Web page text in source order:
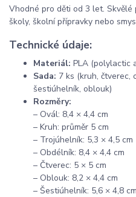
Vhodné pro děti od 3 let.
školy, školní přípravky nebo
Technické údaje:
Materiál: PLA (polylactic
Sada: 7 ks (kruh, čtverec,
šestiúhelník, oblouk)
Rozměry:
– Ovál: 8,4 × 4,4 cm
– Kruh: průměr 5 cm
– Trojúhelník: 5,3 × 4,5 cm
– Obdélník: 8,4 × 4,4 cm
– Čtverec: 5 × 5 cm
– Oblouk: 8,2 × 4,4 cm
– Šestiúhelník: 5,6 × 4,8 cm